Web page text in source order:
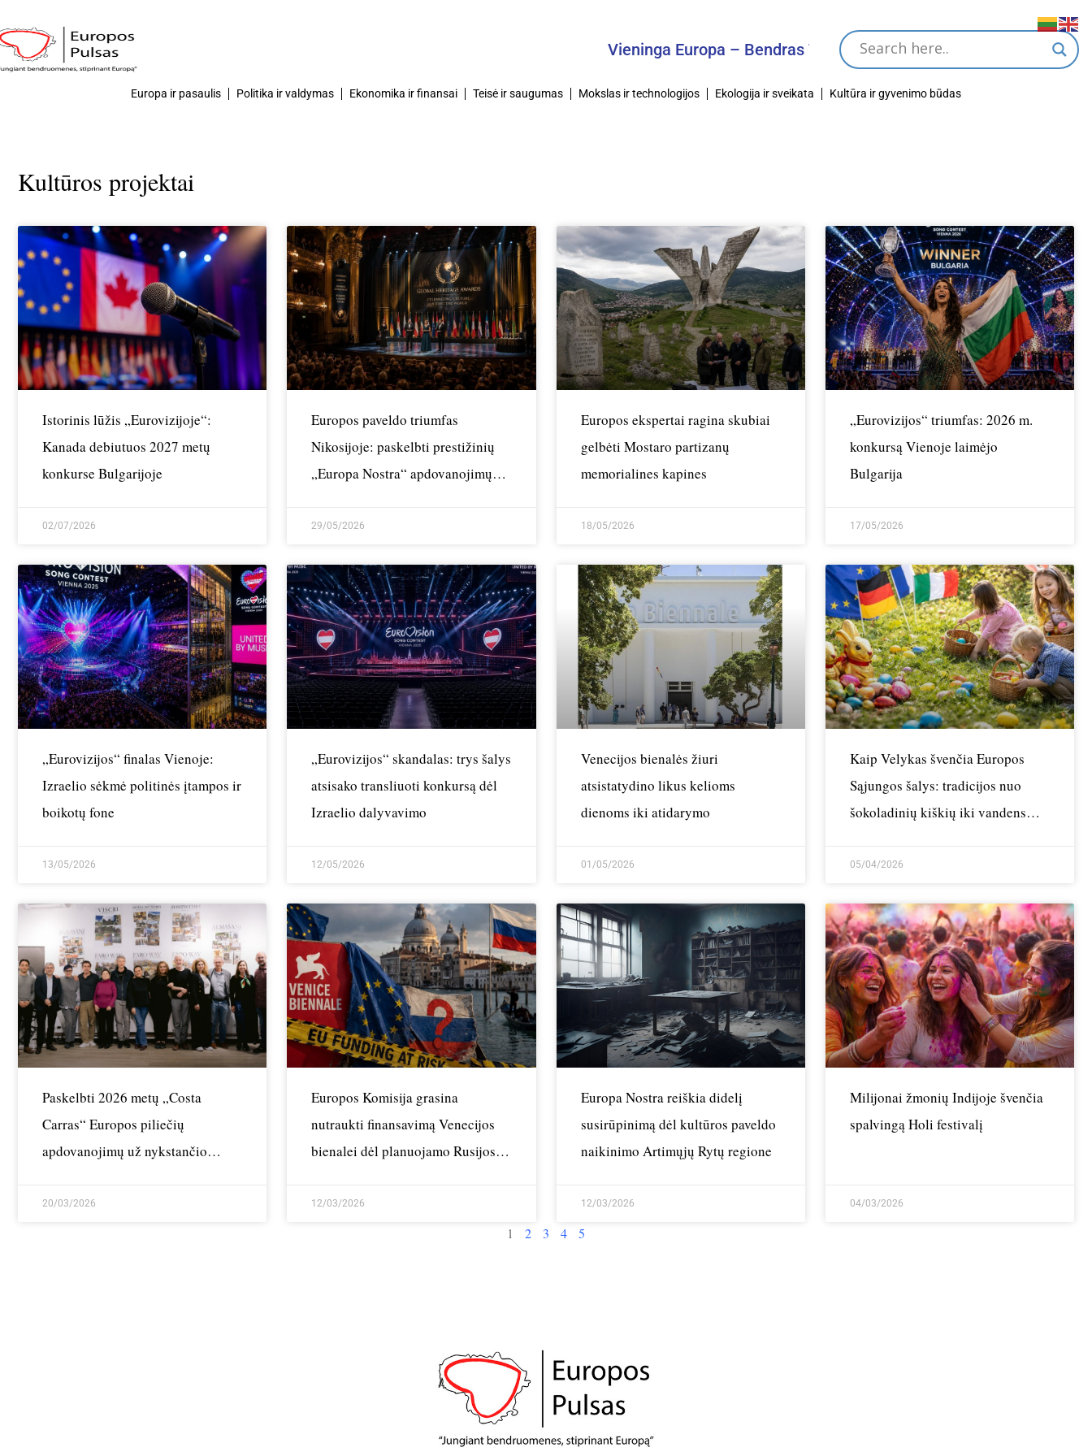
Vieninga Europa – Bendras Tikslas
Europa ir pasaulis Politika ir valdymas Ekonomika ir finansai Teisė ir saugumas Mokslas ir technologijos Ekologija ir sveikata Kultūra ir gyvenimo būdas
Kultūros projektai
Istorinis lūžis „Eurovizijoje“:
Kanada debiutuos 2027 metų
konkurse Bulgarijoje
02/07/2026
Europos paveldo triumfas
Nikosijoje: paskelbti prestižinių
„Europa Nostra“ apdovanojimų
29/05/2026
Europos ekspertai ragina skubiai
gelbėti Mostaro partizanų
memorialines kapines
18/05/2026
„Eurovizijos“ triumfas: 2026 m.
konkursą Vienoje laimėjo
Bulgarija
17/05/2026
„Eurovizijos“ finalas Vienoje:
Izraelio sėkmė politinės įtampos ir
boikotų fone
13/05/2026
„Eurovizijos“ skandalas: trys šalys
atsisako transliuoti konkursą dėl
Izraelio dalyvavimo
12/05/2026
Venecijos bienalės žiuri
atsistatydino likus kelioms
dienoms iki atidarymo
01/05/2026
Kaip Velykas švenčia Europos
Sąjungos šalys: tradicijos nuo
šokoladinių kiškių iki vandens
05/04/2026
Paskelbti 2026 metų „Costa
Carras“ Europos piliečių
apdovanojimų už nykstančio
20/03/2026
Europos Komisija grasina
nutraukti finansavimą Venecijos
bienalei dėl planuojamo Rusijos
12/03/2026
Europa Nostra reiškia didelį
susirūpinimą dėl kultūros paveldo
naikinimo Artimųjų Rytų regione
12/03/2026
Milijonai žmonių Indijoje švenčia
spalvingą Holi festivalį
04/03/2026
1 2 3 4 5